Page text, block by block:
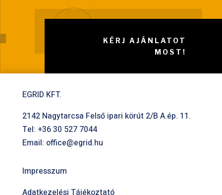
KÉRJ AJÁNLATOT
MOST!
EGRID KFT.
2142 Nagytarcsa Felső ipari körút 2/B A.ép. 11.
Tel: +36 30 527 7044
Email: office@egrid.hu
Impresszum
Adatkezelési Tájékoztató